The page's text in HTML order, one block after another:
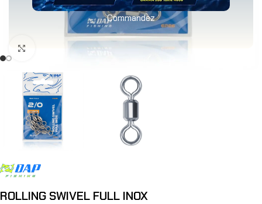
Commandez
ROLLING SWIVEL FULL INOX